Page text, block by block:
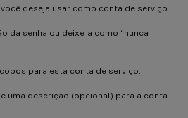
deseja usar como conta de serviço.
da senha ou deixe-a como “nunca
para esta conta de serviço.
uma descrição (opcional) para a conta